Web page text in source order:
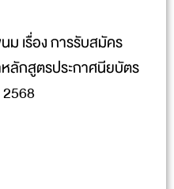
เรื่อง การรับสมัคร
ลักสูตรประกาศนียบัตร